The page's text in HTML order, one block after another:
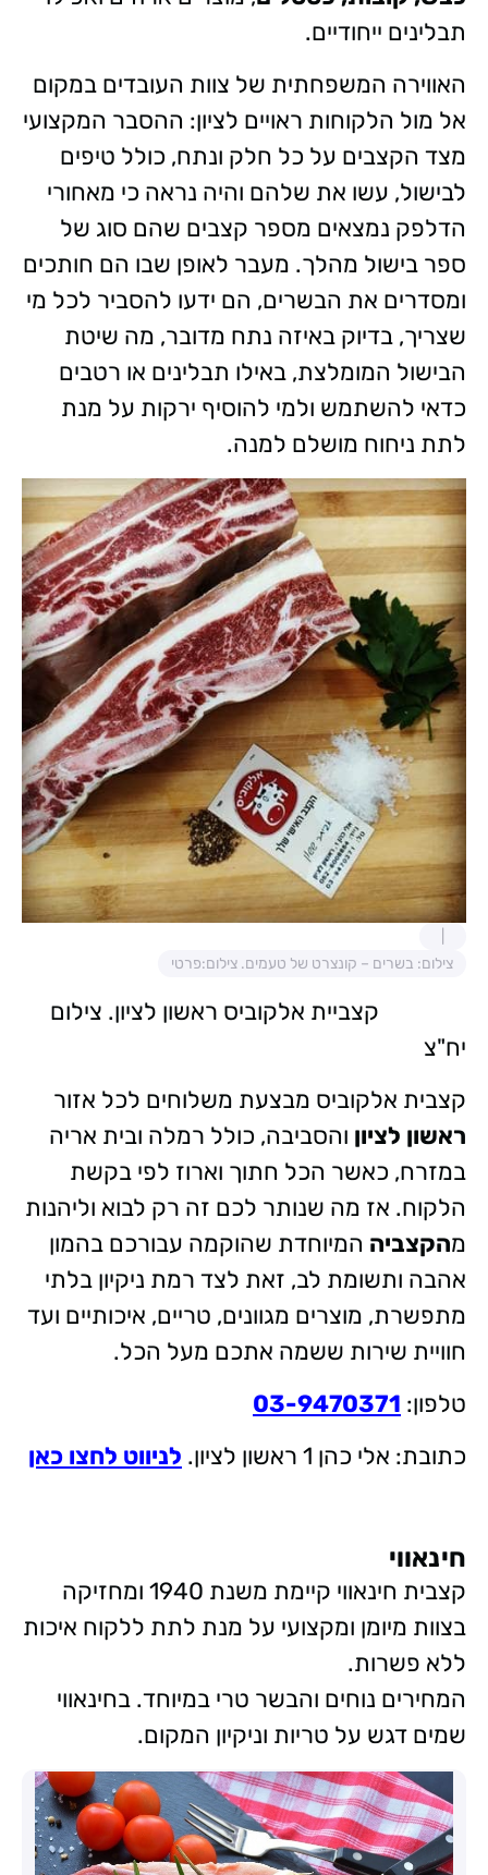
תבלינים ייחודיים.
האווירה המשפחתית של צוות העובדים במקום
אל מול הלקוחות ראויים לציון: ההסבר המקצועי
מצד הקצבים על כל חלק ונתח, כולל טיפים
לבישול, עשו את שלהם והיה נראה כי מאחורי
הדלפק נמצאים מספר קצבים שהם סוג של
ספר בישול מהלך. מעבר לאופן שבו הם חותכים
ומסדרים את הבשרים, הם ידעו להסביר לכל מי
שצריך, בדיוק באיזה נתח מדובר, מה שיטת
הבישול המומלצת, באילו תבלינים או רטבים
כדאי להשתמש ולמי להוסיף ירקות על מנת
לתת ניחוח מושלם למנה.
צילום: בשרים – קונצרט של טעמים. צילום:פרטי
קצביית אלקוביס ראשון לציון. צילום
יח"צ
קצבית אלקוביס מבצעת משלוחים לכל אזור
ראשון לציון והסביבה, כולל רמלה ובית אריה
במזרח, כאשר הכל חתוך וארוז לפי בקשת
הלקוח. אז מה שנותר לכם זה רק לבוא וליהנות
מהקצביה המיוחדת שהוקמה עבורכם בהמון
אהבה ותשומת לב, זאת לצד רמת ניקיון בלתי
מתפשרת, מוצרים מגוונים, טריים, איכותיים ועד
חוויית שירות ששמה אתכם מעל הכל.
טלפון: 03-9470371
כתובת: אלי כהן 1 ראשון לציון.
לניווט לחצו כאן
חינאווי
קצבית חינאווי קיימת משנת 1940 ומחזיקה
בצוות מיומן ומקצועי על מנת לתת ללקוח איכות
ללא פשרות.
המחירים נוחים והבשר טרי במיוחד. בחינאווי
שמים דגש על טריות וניקיון המקום.